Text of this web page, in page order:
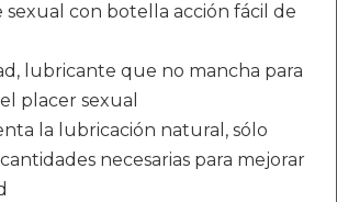
sexual con botella acción fácil de
lubricante que no mancha para
placer sexual
la lubricación natural, sólo
necesarias para mejorar